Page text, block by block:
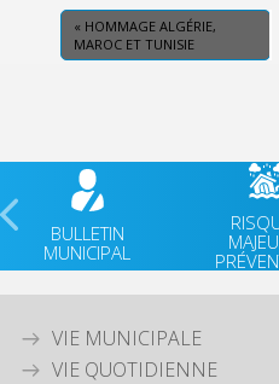
« HOMMAGE ALGÉRIE,
MAROC ET TUNISIE
BULLETIN
MUNICIPAL
VIE MUNICIPALE
VIE QUOTIDIENNE